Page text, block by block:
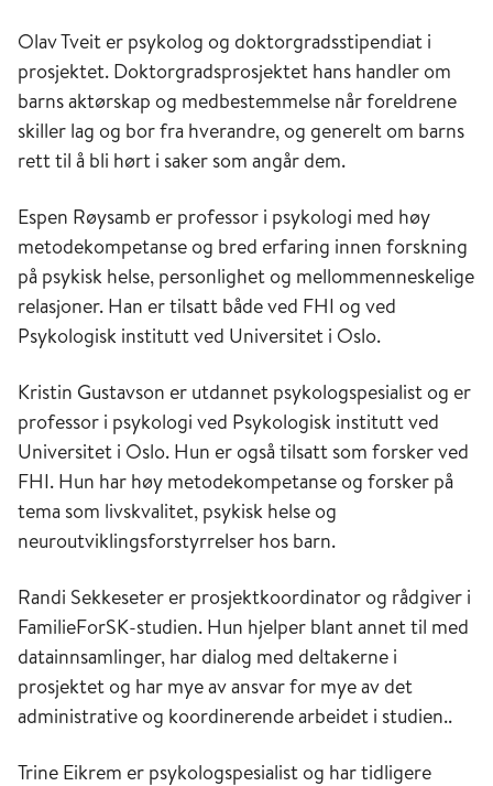
Olav Tveit er psykolog og doktorgradsstipendiat i
prosjektet. Doktorgradsprosjektet hans handler om
barns aktørskap og medbestemmelse når foreldrene
skiller lag og bor fra hverandre, og generelt om barns
rett til å bli hørt i saker som angår dem.
Espen Røysamb er professor i psykologi med høy
metodekompetanse og bred erfaring innen forskning
på psykisk helse, personlighet og mellommenneskelige
relasjoner. Han er tilsatt både ved FHI og ved
Psykologisk institutt ved Universitet i Oslo.
Kristin Gustavson er utdannet psykologspesialist og er
professor i psykologi ved Psykologisk institutt ved
Universitet i Oslo. Hun er også tilsatt som forsker ved
FHI. Hun har høy metodekompetanse og forsker på
tema som livskvalitet, psykisk helse og
neuroutviklingsforstyrrelser hos barn.
Randi Sekkeseter er prosjektkoordinator og rådgiver i
FamilieForSK-studien. Hun hjelper blant annet til med
datainnsamlinger, har dialog med deltakerne i
prosjektet og har mye av ansvar for mye av det
administrative og koordinerende arbeidet i studien..
Trine Eikrem er psykologspesialist og har tidligere